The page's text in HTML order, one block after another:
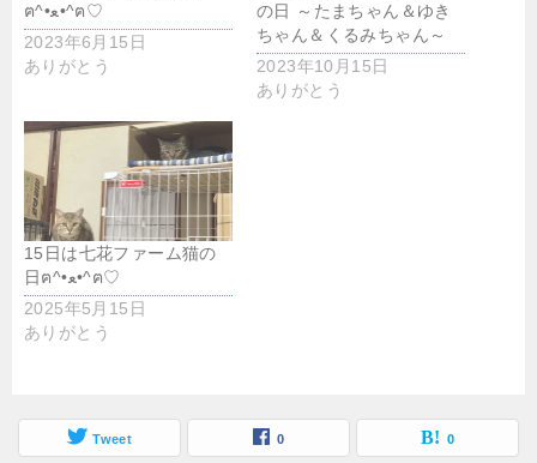
ฅ^•ﻌ•^ฅ♡
2023年6月15日
ありがとう
の日 ～たまちゃん＆ゆき
ちゃん＆くるみちゃん～
2023年10月15日
ありがとう
15日は七花ファーム猫の
日ฅ^•ﻌ•^ฅ♡
2025年5月15日
ありがとう
Tweet 0 0